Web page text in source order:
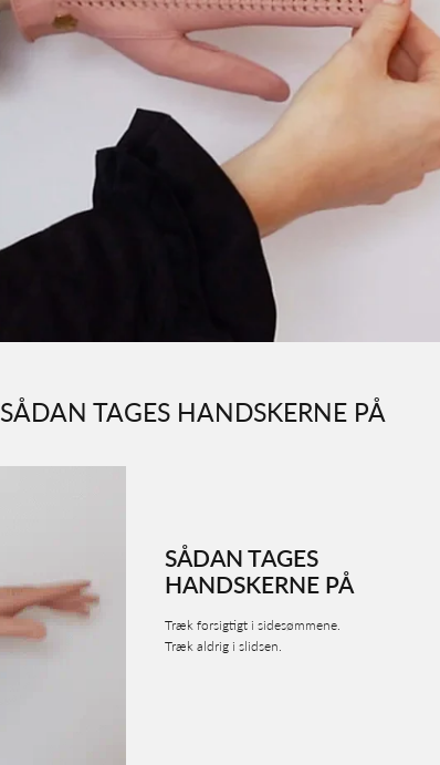
SÅDAN TAGES HANDSKERNE PÅ
SÅDAN TAGES
HANDSKERNE PÅ
Træk forsigtigt i sidesømmene.
Træk aldrig i slidsen.